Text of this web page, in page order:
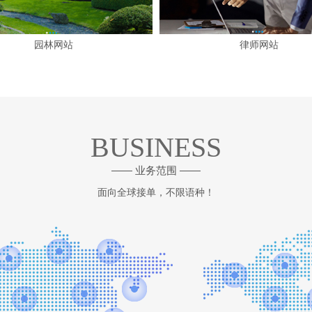
园林网站 律师网站
BUSINESS
—— 业务范围 ——
面向全球接单，不限语种！